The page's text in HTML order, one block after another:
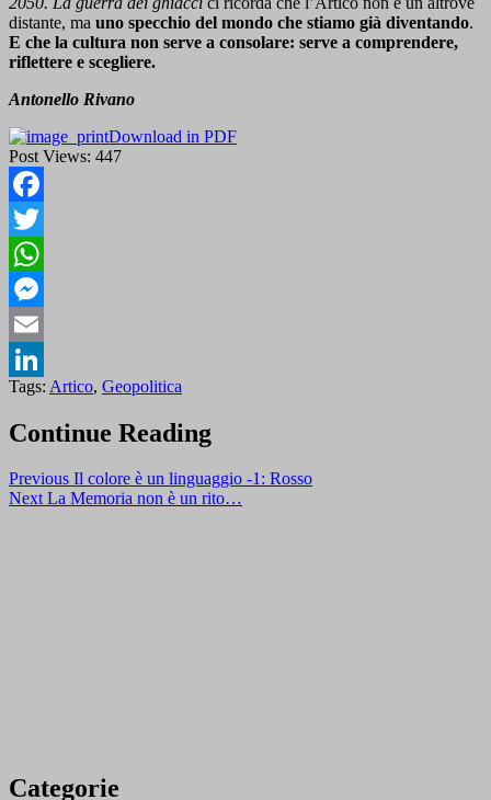
distante, ma uno specchio del mondo che stiamo già diventando.
E che la cultura non serve a consolare: serve a comprendere,
riflettere e scegliere.
Antonello Rivano
Download in PDF
Post Views: 447
Facebook
Twitter
WhatsApp
Messenger
Email
LinkedIn
Tags: Artico, Geopolitica
Continue Reading
Previous Il colore è un linguaggio -1: Rosso
NextLa Memoria non è un rito…
Categorie